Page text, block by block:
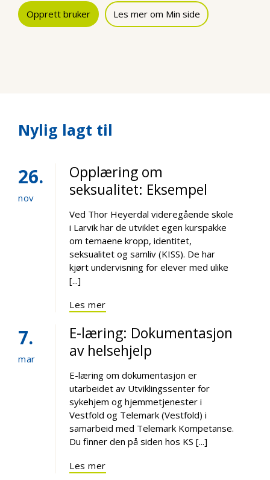
Opprett bruker Les mer om Min side
Nylig lagt til
26
nov
Opplæring om
seksualitet: Eksempel
Ved Thor Heyerdal videregående skole
i Larvik har de utviklet egen kurspakke
om temaene kropp, identitet,
seksualitet og samliv (KISS). De har
kjørt undervisning for elever med ulike
[...]
Les mer
7
mar
E-læring: Dokumentasjon
av helsehjelp
E-læring om dokumentasjon er
utarbeidet av Utviklingssenter for
sykehjem og hjemmetjenester i
Vestfold og Telemark (Vestfold) i
samarbeid med Telemark Kompetanse.
Du finner den på siden hos KS [...]
Les mer